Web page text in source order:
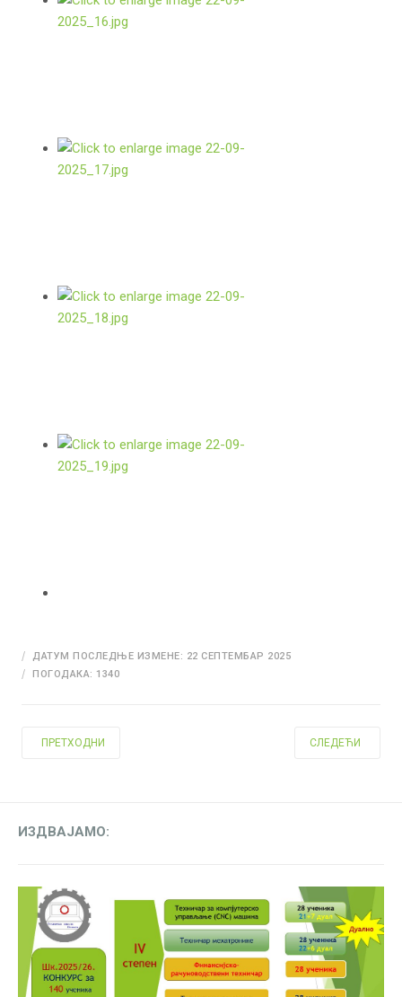
ДАТУМ ПОСЛЕДЊЕ ИЗМЕНЕ: 22 СЕПТЕМБАР 2025
ПОГОДАКА: 1340
ПРЕТХОДНИ ЧЛАНАК: ОБАВЕШТЕЊЕ О ПОКРЕТАЊУ ПОСТУПКА
ПРЕТХОДНИ СЛЕДЕЋИ
СЛЕДЕЋИ
ИЗДВАЈАМО: